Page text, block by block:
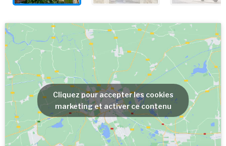
Cliquez pour accepter les cookies
marketing et activer ce contenu